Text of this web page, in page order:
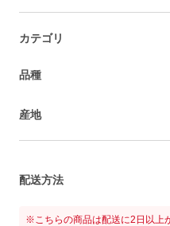
カテゴリ
品種
産地
配送方法
※こちらの商品は配送に2日以上